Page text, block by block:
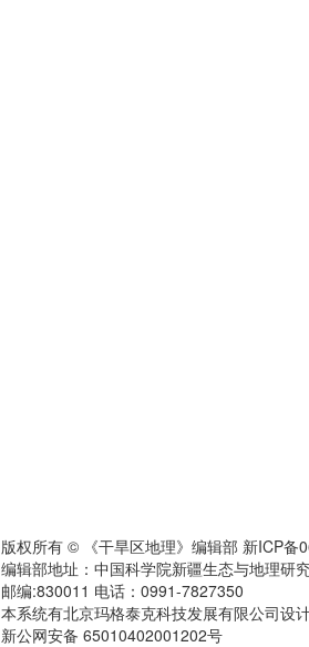
版权所有 © 《干旱区地理》编辑部 新ICP备
编辑部地址：中国科学院新疆生态与地理研
邮编:830011 电话：0991-7827350
本系统有北京玛格泰克科技发展有限公司设
新公网安备 65010402001202号